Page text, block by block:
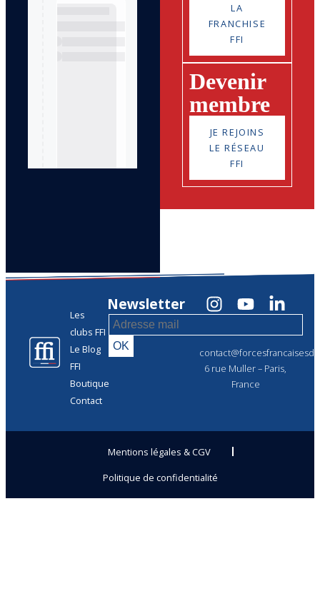
LA
FRANCHISE
FFI
Devenir
membre
JE REJOINS
LE RÉSEAU
FFI
Les
clubs FFI
Le Blog
FFI
Boutique
Contact
6 rue Muller – Paris,
France
Newsletter
Mentions légales & CGV
Politique de confidentialité